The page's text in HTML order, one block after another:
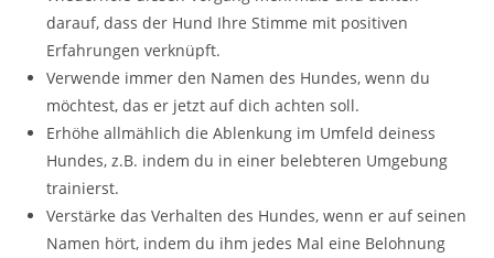
darauf, dass der Hund Ihre Stimme mit positiven
Erfahrungen verknüpft.
Verwende immer den Namen des Hundes, wenn du
möchtest, das er jetzt auf dich achten soll.
Erhöhe allmählich die Ablenkung im Umfeld deiness
Hundes, z.B. indem du in einer belebteren Umgebung
trainierst.
Verstärke das Verhalten des Hundes, wenn er auf seinen
Namen hört, indem du ihm jedes Mal eine Belohnung